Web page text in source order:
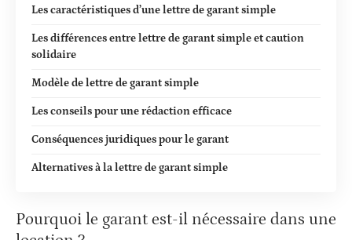
Les caractéristiques d’une lettre de garant simple
Les différences entre lettre de garant simple et caution
solidaire
Modèle de lettre de garant simple
Les conseils pour une rédaction efficace
Conséquences juridiques pour le garant
Alternatives à la lettre de garant simple
Pourquoi le garant est-il nécessaire dans une